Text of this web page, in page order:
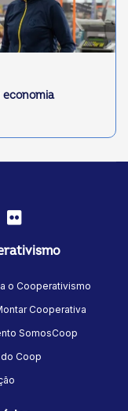
X
o Cooperativismo
Cooperativa
SomosCoop
Coop